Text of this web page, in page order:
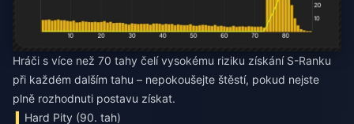
Hráči s více než 70 tahy čelí vysokému riziku získání S-Ranku
při každém dalším tahu – nepokoušejte štěstí, pokud nejste
plně rozhodnuti postavu získat.
Hard Pity (90. tah)